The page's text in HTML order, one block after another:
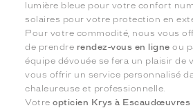
lumière bleue pour votre confort
solaires pour votre protection en
Pour votre commodité, nous vous
de prendre rendez-vous en ligne ou
équipe dévouée se fera un plaisir de
vous offrir un service personnalisé
chaleureuse et professionnelle.
Votreopticien Krys à Escaudœuvres